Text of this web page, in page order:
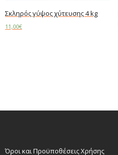
Σκληρός γύψος χύτευσης 4 kg
11,00€
Όροι και Προϋποθέσεις Χρήσης